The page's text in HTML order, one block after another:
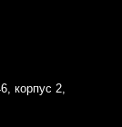
корпус 2,